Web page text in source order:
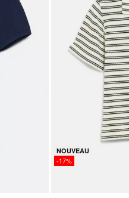
NOUVEAU
-17%